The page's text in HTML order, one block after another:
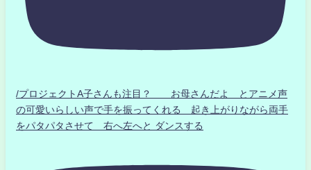
/プロジェクトA子さんも注目？ お母さんだよ とアニメ声
の可愛いらしい声で手を振ってくれる 起き上がりながら両手
をパタパタさせて 右へ左へと ダンスする